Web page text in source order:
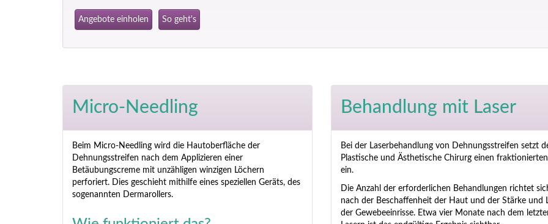
Angebote einholen So geht's
Micro-Needling
Beim Micro-Needling wird die Hautoberfläche der
Dehnungsstreifen nach dem Applizieren einer
Betäubungscreme mit unzähligen winzigen Löchern
perforiert. Dies geschieht mithilfe eines speziellen Geräts, des
sogenannten Dermarollers.
Behandlung mit Laser
Bei der Laserbehandlung von Dehnungsstreifen setzt
Plastische und Ästhetische Chirurg einen
ein.
Die Anzahl der erforderlichen Behandlungen richtet
nach der Beschaffenheit der Haut und der Stärke und
der Gewebeeinrisse. Etwa vier Monate nach dem